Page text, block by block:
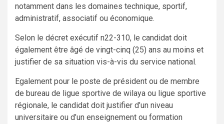
notamment dans les domaines technique, sportif,
administratif, associatif ou économique.
Selon le décret exécutif n22-310, le candidat doit
également être âgé de vingt-cinq (25) ans au moins et
justifier de sa situation vis-à-vis du service national.
Egalement pour le poste de président ou de membre
de bureau de ligue sportive de wilaya ou ligue sportive
régionale, le candidat doit justifier d’un niveau
universitaire ou d’un enseignement ou formation